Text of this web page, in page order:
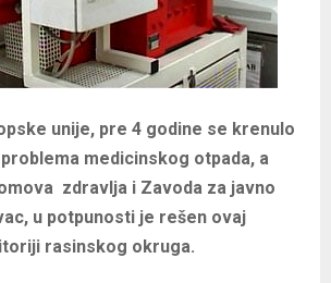
unije, pre 4 godine se krenulo
medicinskog otpada, a
zdravlja i Zavoda za javno
u potpunosti je rešen ovaj
rasinskog okruga.